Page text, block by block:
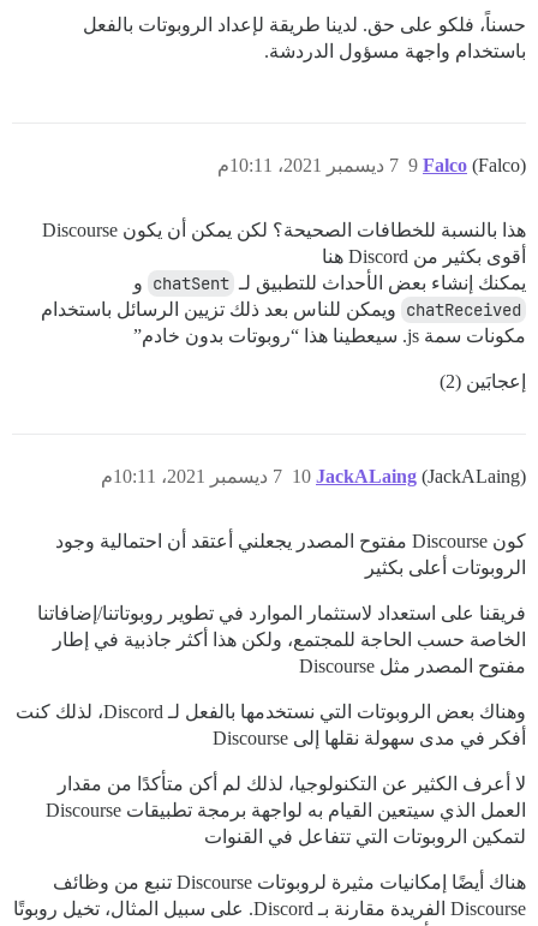
حسناً، فلكو على حق. لدينا طريقة لإعداد الروبوتات بالفعل
باستخدام واجهة مسؤول الدردشة.
Falco (Falco) 7 ديسمبر 2021، 10:11م 9
هذا بالنسبة للخطافات الصحيحة؟ لكن يمكن أن يكون Discourse
أقوى بكثير من Discord هنا
يمكنك إنشاء بعض الأحداث للتطبيق لـ chatSent و
chatReceived ويمكن للناس بعد ذلك تزيين الرسائل باستخدام
مكونات سمة js. سيعطينا هذا “روبوتات بدون خادم”
إعجابَين (2)
JackALaing (JackALaing) 7 ديسمبر 2021، 10:11م 10
كون Discourse مفتوح المصدر يجعلني أعتقد أن احتمالية وجود
الروبوتات أعلى بكثير
فريقنا على استعداد لاستثمار الموارد في تطوير روبوتاتنا/إضافاتنا
الخاصة حسب الحاجة للمجتمع، ولكن هذا أكثر جاذبية في إطار
مفتوح المصدر مثل Discourse
وهناك بعض الروبوتات التي نستخدمها بالفعل لـ Discord، لذلك كنت
أفكر في مدى سهولة نقلها إلى Discourse
لا أعرف الكثير عن التكنولوجيا، لذلك لم أكن متأكدًا من مقدار
العمل الذي سيتعين القيام به لواجهة برمجة تطبيقات Discourse
لتمكين الروبوتات التي تتفاعل في القنوات
هناك أيضًا إمكانيات مثيرة لروبوتات Discourse تنبع من وظائف
Discourse الفريدة مقارنة بـ Discord. على سبيل المثال، تخيل روبوتًا